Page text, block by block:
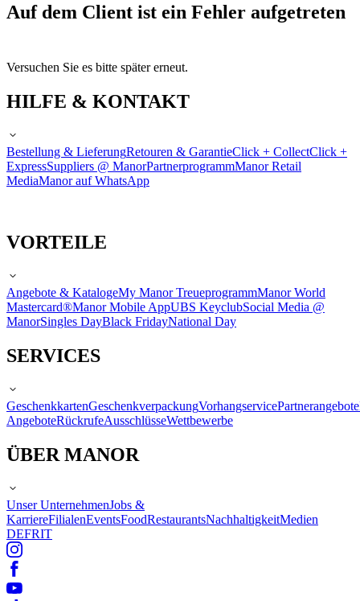
Auf dem Client ist ein Fehler aufgetreten
Versuchen Sie es bitte später erneut.
HILFE & KONTAKT
Bestellung & LieferungRetouren & GarantieClick + CollectClick +
ExpressSuppliers @ ManorPartnerprogrammManor Retail
MediaManor auf WhatsApp
VORTEILE
Angebote & KatalogeMy Manor TreueprogrammManor World
Mastercard®Manor Mobile AppUBS KeyclubSocial Media @
ManorSingles DayBlack FridayNational Day
SERVICES
GeschenkkartenGeschenkverpackungVorhangservicePartnerangebote
AngeboteRückrufeAusschlüsseWettbewerbe
ÜBER MANOR
Unser UnternehmenJobs &
KarriereFilialenEventsFoodRestaurantsNachhaltigkeitMedien
DEFRIT